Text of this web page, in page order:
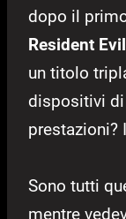
dopo il
Resident
un titolo
dispositivi di
prestazioni?
Sono tutti
mentre